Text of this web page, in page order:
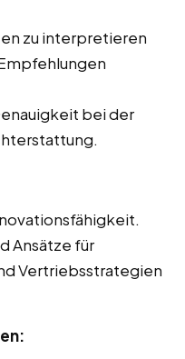
zu interpretieren
bei der
Ansätze für
Vertriebsstrategien